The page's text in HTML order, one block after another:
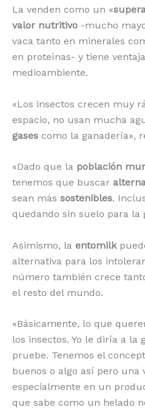
La venden como un «
valor nutritivo -mucho
vaca tanto en minerales
en proteínas- y tiene
medioambiente.
«Los insectos crecen muy
espacio, no usan mucha
gases como la ganadería»,
«Dado que la población
tenemos que buscar
sean más sostenibles.
quedando sin suelo para la
Asimismo, la entomilk
alternativa para los
número también crece
el resto del mundo.
«Básicamente, lo que
los insectos. Yo le diría a la
pruebe. Tenemos el
buenos o algo así pero una
especialmente en un
que sabe como un helado